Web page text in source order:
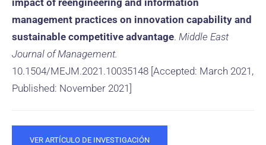
impact of reengineering and information
management practices on innovation capability and
sustainable competitive advantage. Middle East
Journal of Management.
10.1504/MEJM.2021.10035148 [Accepted: March 2021,
Published: November 2021]
VER ARTÍCULO DE INVESTIGACIÓN